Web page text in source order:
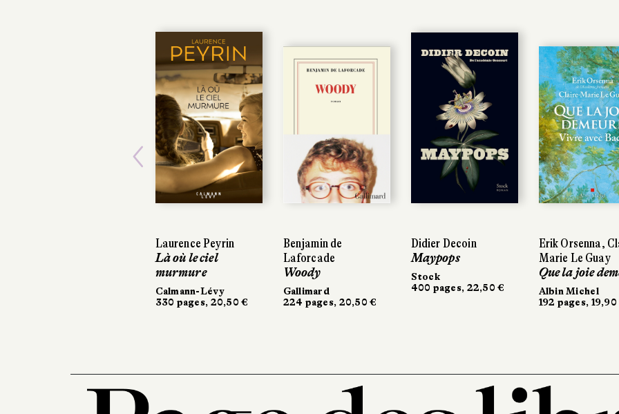
Laurence Peyrin
Là où le ciel
murmure
Calmann-Lévy
330 pages, 20,50 €
Benjamin de
Laforcade
Woody
Gallimard
224 pages, 20,50 €
Didier Decoin
Maypops
Stock
400 pages, 22,50 €
Erik Orsenna,
Marie Le Guay
Que la joie
Albin Michel
192 pages,
Previous